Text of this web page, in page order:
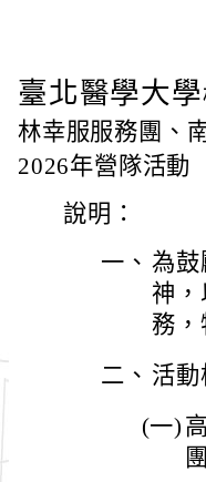
臺北醫學大學
林幸服服務團、
2026年營隊活動
說明：
一、 為鼓
神，
務，
二、 活動
(一)